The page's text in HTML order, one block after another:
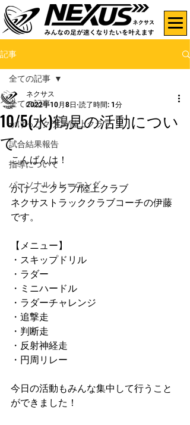
記事
全ての記事
かけっこクラブ/陸上クラブ
試合結果報告
指導について
パーソナルトレーニング
全ての記事
10/5(水)鶴見の活動につい
て
ネクサス
2022年10月8日 読了時間: 1分
こんばんは！
かけっこクラブ/陸上クラブ
ネクサストラッククラブコーチの伊藤
です。
【メニュー】
・スキップドリル
・ラダー
・ミニハードル
・ラダーチャレンジ
・追撃走
・判断走
・反射神経走
・円周リレー
今日の活動もみんな集中して行うこと
ができました！